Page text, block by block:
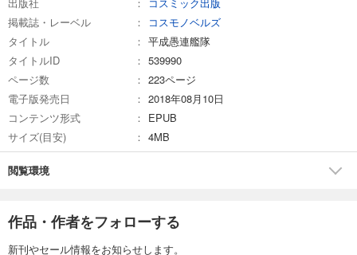
掲載誌・レーベル
コスモノベルズ
タイトル
平成愚連艦隊
タイトルID
539990
ページ数
223ページ
電子版発売日
2018年08月10日
コンテンツ形式
EPUB
サイズ(目安)
4MB
閲覧環境
作品・作者をフォローする
新刊やセール情報をお知らせします。